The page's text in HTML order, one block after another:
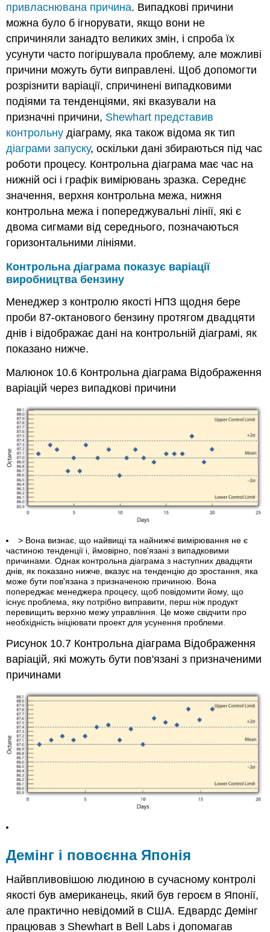
привласнювана причина. Випадкові причини
можна було б ігнорувати, якщо вони не
спричиняли занадто великих змін, і спроба їх
усунути часто погіршувала проблему, але можливі
причини можуть бути виправлені. Щоб допомогти
розрізнити варіації, спричинені випадковими
подіями та тенденціями, які вказували на
призначні причини, Shewhart представив
контрольну діаграму, яка також відома як тип
діаграми запуску, оскільки дані збираються під час
роботи процесу. Контрольна діаграма має час на
нижній осі і графік вимірювань зразка. Середнє
значення, верхня контрольна межа, нижня
контрольна межа і попереджувальні лінії, які є
двома сигмами від середнього, позначаються
горизонтальними лініями.
Контрольна діаграма показує варіації
виробництва бензину
Менеджер з контролю якості НПЗ щодня бере
проби 87-октанового бензину протягом двадцяти
днів і відображає дані на контрольній діаграмі, як
показано нижче.
Малюнок 10.6 Контрольна діаграма Відображення
варіацій через випадкові причини
> Вона визнає, що найвищі та найнижчі вимірювання не є
частиною тенденції і, ймовірно, пов'язані з випадковими
причинами. Однак контрольна діаграма з наступних двадцяти
днів, як показано нижче, вказує на тенденцію до зростання, яка
може бути пов'язана з призначеною причиною. Вона
попереджає менеджера процесу, щоб повідомити йому, що
існує проблема, яку потрібно виправити, перш ніж продукт
перевищить верхню межу управління. Це може свідчити про
необхідність ініціювати проект для усунення проблеми.
Рисунок 10.7 Контрольна діаграма Відображення
варіацій, які можуть бути пов'язані з призначеними
причинами
Демінг і повоєнна Японія
Найвпливовішою людиною в сучасному контролі
якості був американець, який був героєм в Японії,
але практично невідомий в США. Едвардс Демінг
працював з Shewhart в Bell Labs і допомагав